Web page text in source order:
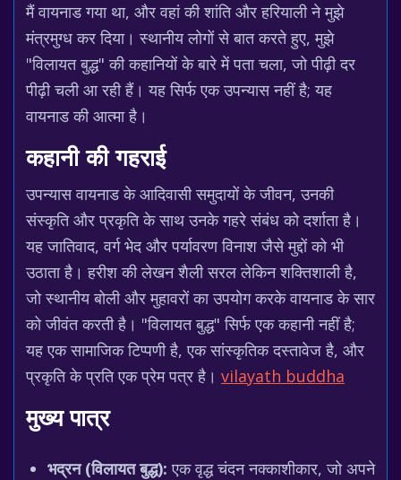
मैं वायनाड गया था, और वहां की शांति और हरियाली ने मुझे
मंत्रमुग्ध कर दिया। स्थानीय लोगों से बात करते हुए, मुझे
"विलायत बुद्ध" की कहानियों के बारे में पता चला, जो पीढ़ी दर
पीढ़ी चली आ रही हैं। यह सिर्फ एक उपन्यास नहीं है; यह
वायनाड की आत्मा है।
कहानी की गहराई
उपन्यास वायनाड के आदिवासी समुदायों के जीवन, उनकी
संस्कृति और प्रकृति के साथ उनके गहरे संबंध को दर्शाता है।
यह जातिवाद, वर्ग भेद और पर्यावरण विनाश जैसे मुद्दों को भी
उठाता है। हरीश की लेखन शैली सरल लेकिन शक्तिशाली है,
जो स्थानीय बोली और मुहावरों का उपयोग करके वायनाड के सार
को जीवंत करती है। "विलायत बुद्ध" सिर्फ एक कहानी नहीं है;
यह एक सामाजिक टिप्पणी है, एक सांस्कृतिक दस्तावेज है, और
प्रकृति के प्रति एक प्रेम पत्र है। vilayath buddha
मुख्य पात्र
भद्रन (विलायत बुद्ध): एक वृद्ध चंदन नक्काशीकार, जो अपने